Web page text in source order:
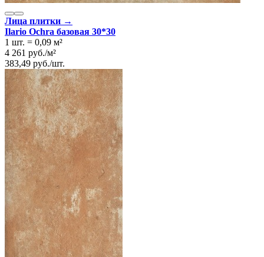
Лица плитки →
Ilario Ochra базовая 30*30
1 шт. = 0,09 м²
4 261 руб./м²
383,49 руб./шт.